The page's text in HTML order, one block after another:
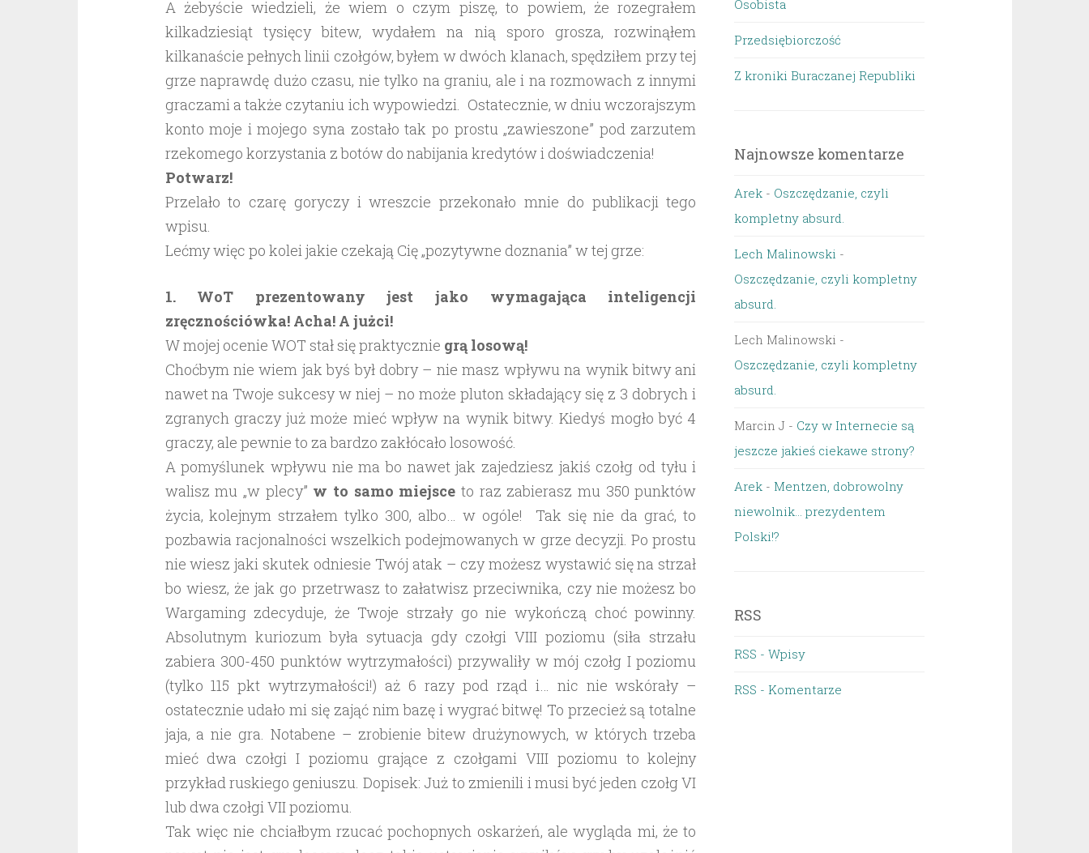
A żebyście wiedzieli, że wiem o czym piszę, to powiem, że rozegrałem
kilkadziesiąt tysięcy bitew, wydałem na nią sporo grosza, rozwinąłem
kilkanaście pełnych linii czołgów, byłem w dwóch klanach, spędziłem przy tej
grze naprawdę dużo czasu, nie tylko na graniu, ale i na rozmowach z innymi
graczami a także czytaniu ich wypowiedzi. Ostatecznie, w dniu wczorajszym
konto moje i mojego syna zostało tak po prostu „zawieszone” pod zarzutem
rzekomego korzystania z botów do nabijania kredytów i doświadczenia!
Potwarz!
Przelało to czarę goryczy i wreszcie przekonało mnie do publikacji tego
wpisu.
Lećmy więc po kolei jakie czekają Cię „pozytywne doznania” w tej grze:
1. WoT prezentowany jest jako wymagająca inteligencji
zręcznościówka! Acha! A jużci!
W mojej ocenie WOT stał się praktycznie grą losową!
Choćbym nie wiem jak byś był dobry – nie masz wpływu na wynik bitwy ani
nawet na Twoje sukcesy w niej – no może pluton składający się z 3 dobrych i
zgranych graczy już może mieć wpływ na wynik bitwy. Kiedyś mogło być 4
graczy, ale pewnie to za bardzo zakłócało losowość.
A pomyślunek wpływu nie ma bo nawet jak zajedziesz jakiś czołg od tyłu i
walisz mu „w plecy” w to samo miejsce to raz zabierasz mu 350 punktów
życia, kolejnym strzałem tylko 300, albo… w ogóle! Tak się nie da grać, to
pozbawia racjonalności wszelkich podejmowanych w grze decyzji. Po prostu
nie wiesz jaki skutek odniesie Twój atak – czy możesz wystawić się na strzał
bo wiesz, że jak go przetrwasz to załatwisz przeciwnika, czy nie możesz bo
Wargaming zdecyduje, że Twoje strzały go nie wykończą choć powinny.
Absolutnym kuriozum była sytuacja gdy czołgi VIII poziomu (siła strzału
zabiera 300-450 punktów wytrzymałości) przywaliły w mój czołg I poziomu
(tylko 115 pkt wytrzymałości!) aż 6 razy pod rząd i… nic nie wskórały –
ostatecznie udało mi się zająć nim bazę i wygrać bitwę! To przecież są totalne
jaja, a nie gra. Notabene – zrobienie bitew drużynowych, w których trzeba
mieć dwa czołgi I poziomu grające z czołgami VIII poziomu to kolejny
przykład ruskiego geniuszu. Dopisek: Już to zmienili i musi być jeden czołg VI
lub dwa czołgi VII poziomu.
Tak więc nie chciałbym rzucać pochopnych oskarżeń, ale wygląda mi, że to
Osobista
Przedsiębiorczość
Z kroniki Buraczanej Republiki
Najnowsze komentarze
Arek - Oszczędzanie, czyli
kompletny absurd.
Lech Malinowski -
Oszczędzanie, czyli kompletny
absurd.
Lech Malinowski -
Oszczędzanie, czyli kompletny
absurd.
Marcin J - Czy w Internecie są
jeszcze jakieś ciekawe strony?
Arek - Mentzen, dobrowolny
niewolnik… prezydentem
Polski!?
RSS
RSS - Wpisy
RSS - Komentarze